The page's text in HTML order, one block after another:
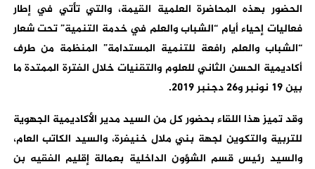
الحضور بهذه المحاضرة العلمية القيمة، والتي تأتي في إطار
فعاليات إحياء أيام “الشباب والعلم في خدمة التنمية” تحت شعار
“الشباب والعلم رافعة للتنمية المستدامة” المنظمة من طرف
أكاديمية الحسن الثاني للعلوم والتقنيات خلال الفترة الممتدة ما
بين 19 نونبر و26 دجنبر 2019.
وقد تميز هذا اللقاء بحضور كل من السيد مدير الأكاديمية الجهوية
للتربية والتكوين لجهة بني ملال خنيفرة، والسيد الكاتب العام،
والسيد رئيس قسم الشؤون الداخلية بعمالة إقليم الفقيه بن